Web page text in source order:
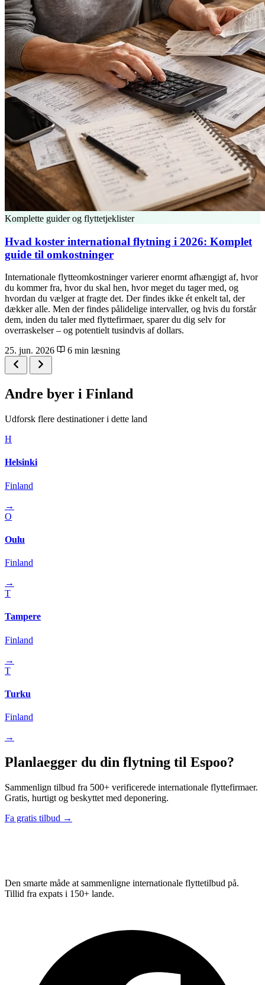
Komplette guider og flyttetjeklister
Hvad koster international flytning i 2026: Komplet
guide til omkostninger
Internationale flytteomkostninger varierer enormt afhængigt af, hvor
du kommer fra, hvor du skal hen, hvor meget du tager med, og
hvordan du vælger at fragte det. Der findes ikke ét enkelt tal, der
dækker alle. Men der findes pålidelige intervaller, og hvis du forstår
dem, inden du taler med flyttefirmaer, sparer du dig selv for
overraskelser – og potentielt tusindvis af dollars.
25. jun. 2026
6 min læsning
Andre byer i Finland
Udforsk flere destinationer i dette land
H
Helsinki
Finland
→
O
Oulu
Finland
→
T
Tampere
Finland
→
T
Turku
Finland
→
Planlaegger du din flytning til Espoo?
Sammenlign tilbud fra 500+ verificerede internationale flyttefirmaer.
Gratis, hurtigt og beskyttet med deponering.
Fa gratis tilbud →
Den smarte måde at sammenligne internationale flyttetilbud på.
Tillid fra expats i 150+ lande.